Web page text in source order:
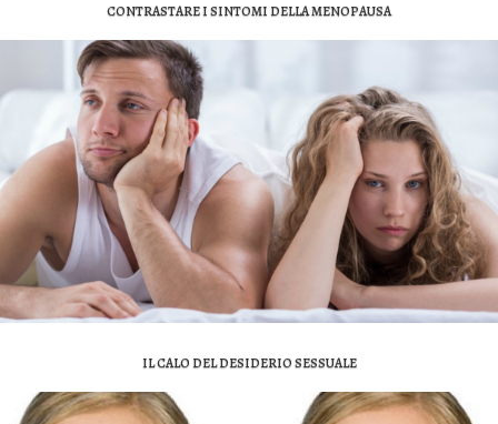
CONTRASTARE I SINTOMI DELLA MENOPAUSA
IL CALO DEL DESIDERIO SESSUALE